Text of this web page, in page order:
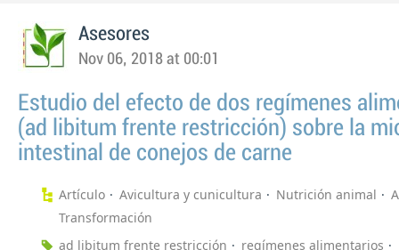
Asesores
Nov 06, 2018 at 00:01
Estudio del efecto de dos regímenes
(ad libitum frente restricción) sobre la
intestinal de conejos de carne
Artículo Avicultura y cunicultura Nutrición animal
Transformación
ad libitum frente restricción
regímenes alimentarios